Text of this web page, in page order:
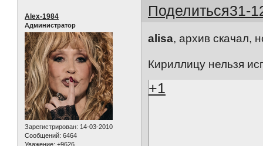
Поделиться31-
Alex-1984
Администратор
Зарегистрирован: 14-03-2010
Сообщений: 6464
Уважение: +9626
alisa, архив скачал,
Кириллицу нельзя
+1